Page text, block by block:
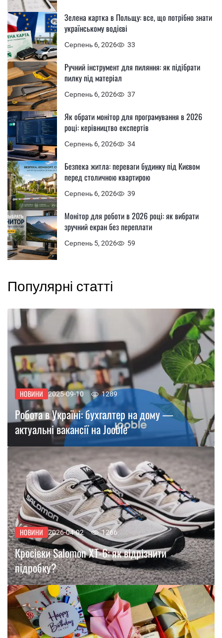
Серпень 6, 2026 33
Зелена картка в Польщу: все, що потрібно знати
українському водієві
Серпень 6, 2026 37
Ручний інструмент для пиляння: як підібрати
пилку під матеріал
Серпень 6, 2026 34
Як обрати монітор для програмування в 2026
році: керівництво експертів
Серпень 6, 2026 39
Безпека житла: переваги будинку під Києвом
перед столичною квартирою
Серпень 5, 2026 59
Монітор для роботи в 2026 році: як вибрати
зручний екран без переплати
Популярні статті
НОВИНИ 2025-09-10 1289
Робота в Україні: бухгалтер на дому —
актуальні вакансії на Jooble
НОВИНИ 2026-04-02 1266
Кросівки Salomon XT-6: як відрізнити
підробку?